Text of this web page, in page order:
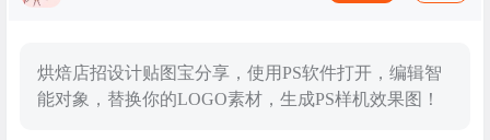
烘焙店招设计贴图宝分享，使用PS软件打开，编辑智
能对象，替换你的LOGO素材，生成PS样机效果图！